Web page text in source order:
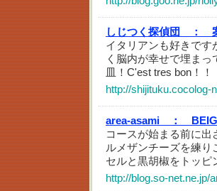
しじつく探偵団 ：
イタリアンも好きです
く脳内が幸せで埋ま
皿！C'est tres bon！！
http://shijituku.cocolog-
area-asami ：
コースが始まる前に
ルメザンチーズを練
セルと黒胡椒をトッピ
http://blog.so-net.ne.jp/